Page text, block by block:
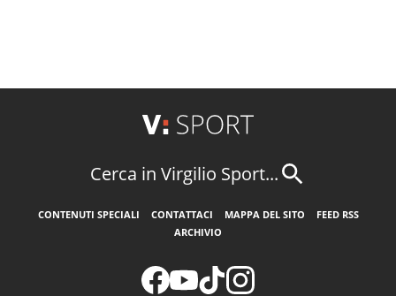
Cerca in Virgilio Sport...
CONTENUTI SPECIALI CONTATTACI MAPPA DEL SITO
FEED RSS
ARCHIVIO